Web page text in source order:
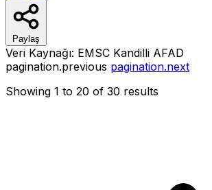
Paylaş
Veri Kaynağı: EMSC Kandilli AFAD
pagination.previous pagination.next
Showing 1 to 20 of 30 results